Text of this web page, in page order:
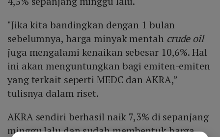
"Jika kita bandingkan dengan 1 bulan
sebelumnya, harga minyak mentah crude oil
juga mengalami kenaikan sebesar 10,6%. Hal
ini akan menguntungkan bagi emiten-emiten
yang terkait seperti MEDC dan AKRA,”
tulisnya dalam riset.
AKRA sendiri berhasil naik 7,3% di sepanjang
minggu lalu dan sudah membentuk harga